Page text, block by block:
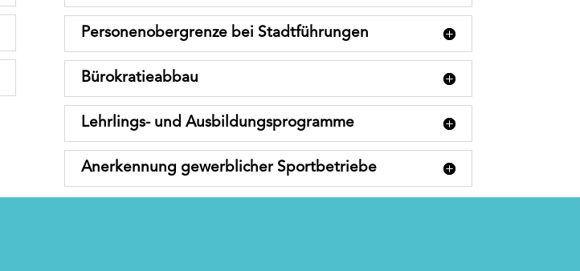
Personenobergrenze bei Stadtführungen
Bürokratieabbau
Lehrlings- und Ausbildungsprogramme
Anerkennung gewerblicher Sportbetriebe